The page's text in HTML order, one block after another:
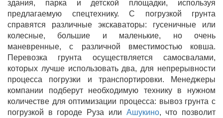
здания, парка и детской площадки, используя
предлагаемую спецтехнику. С погрузкой грунта
справятся различные экскаваторы: гусеничные или
колесные, большие и маленькие, но очень
маневренные, с различной вместимостью ковша.
Перевозка грунта осуществляется самосвалами,
которых лучше использовать два, для непрерывности
процесса погрузки и транспортировки. Менеджеры
компании подберут необходимую технику в нужном
количестве для оптимизации процесса: вывоз грунта с
погрузкой в городе Руза или Ашукино, что позволит